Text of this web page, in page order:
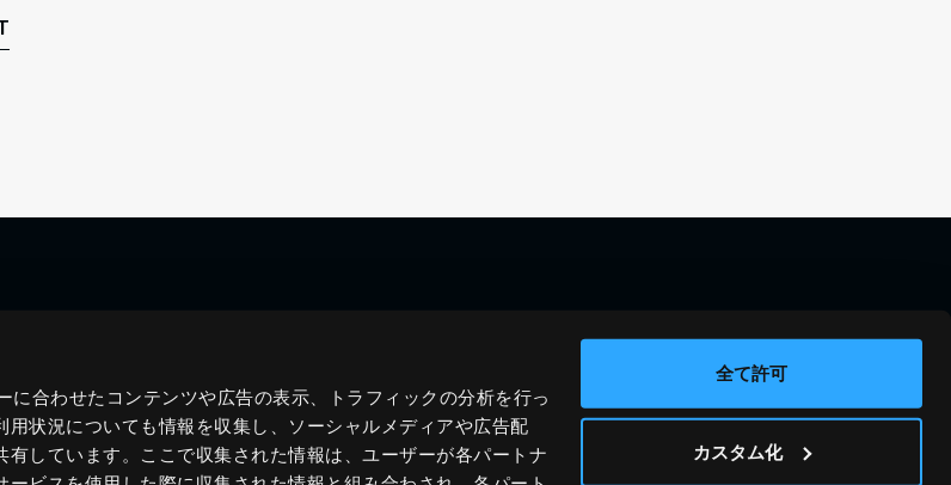
に合わせたコンテンツや広告の表示、トラフィックの分析を行っ
状況についても情報を収集し、ソーシャルメディアや広告配
しています。ここで収集された情報は、ユーザーが各パートナ
全て許可
カスタム化
ブログ
ニュース
問い合わせ
運営会社
プライバシーポリシー